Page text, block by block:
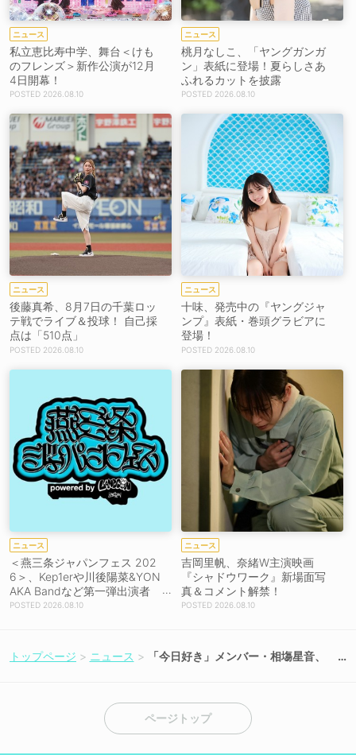
ニュース
私立恵比寿中学、舞台＜けも
のフレンズ＞新作公演が12月
4日開幕！
2026.08.10
ニュース
桃月なしこ、「ヤングガンガ
ン」表紙に登場！夏らしさあ
ふれるカットを披露
2026.08.10
ニュース
後藤真希、8月7日の千葉ロッ
テ戦でライブ＆投球！ 自己採
点は「510点」
2026.08.10
ニュース
十味、発売中の『ヤングジャ
ンプ』表紙・巻頭グラビアに
登場！
2026.08.10
ニュース
＜燕三条ジャパンフェス 202
6＞、Kep1erや川後陽菜&YON
AKA Bandなど第一弾出演者
発表！ 2026.08.10
ニュース
吉岡里帆、奈緒W主演映画
『シャドウワーク』新場面写
真＆コメント解禁！
2026.08.10
トップページ ニュース
「今日好き」メンバー・相塲星音、
ページトップ